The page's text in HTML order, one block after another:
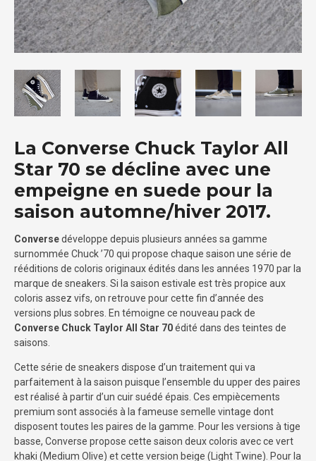
La Converse Chuck Taylor All
Star 70 se décline avec une
empeigne en suede pour la
saison automne/hiver 2017.
Conversedéveloppe depuis plusieurs années sa gamme
surnommée Chuck ’70 qui propose chaque saison une série de
rééditions de coloris originaux édités dans les années 1970 par la
marque de sneakers. Si la saison estivale est très propice aux
coloris assez vifs, on retrouve pour cette fin d’année des
versions plus sobres. En témoigne ce nouveau pack de
Converse Chuck Taylor All Star 70édité dans des teintes de
saisons.
Cette série de sneakers dispose d’un traitement qui va
parfaitement à la saison puisque l’ensemble du upper des paires
est réalisé à partir d’un cuir suédé épais. Ces empiècements
premium sont associés à la fameuse semelle vintage dont
disposent toutes les paires de la gamme. Pour les versions à tige
basse, Converse propose cette saison deux coloris avec ce vert
khaki (Medium Olive) et cette version beige (Light Twine). Pour la